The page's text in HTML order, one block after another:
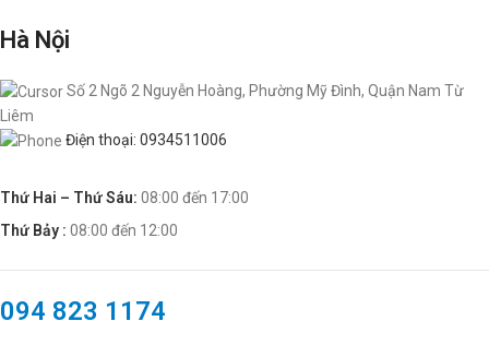
Hà Nội
Số 2 Ngõ 2 Nguyễn Hoàng, Phường Mỹ Đình, Quận Nam Từ
Liêm
Điện thoại: 0934511006
Thứ Hai – Thứ Sáu: 08:00 đến 17:00
Thứ Bảy : 08:00 đến 12:00
094 823 1174